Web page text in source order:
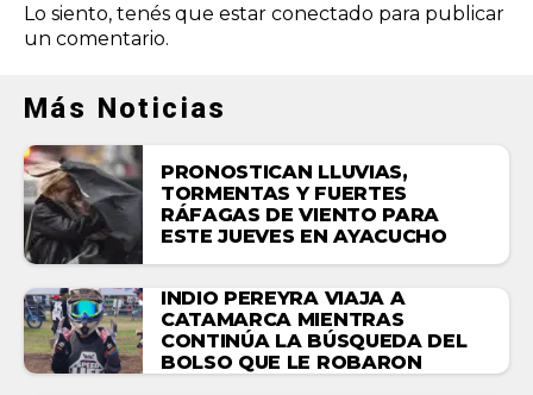
Lo siento, tenés que estar conectado para publicar
un comentario.
Más Noticias
PRONOSTICAN LLUVIAS,
TORMENTAS Y FUERTES
RÁFAGAS DE VIENTO PARA
ESTE JUEVES EN AYACUCHO
INDIO PEREYRA VIAJA A
CATAMARCA MIENTRAS
CONTINÚA LA BÚSQUEDA DEL
BOLSO QUE LE ROBARON